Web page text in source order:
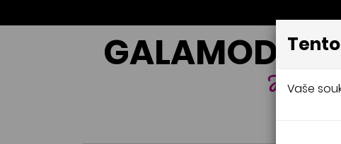
GALAMODA-
Jana
Vaše